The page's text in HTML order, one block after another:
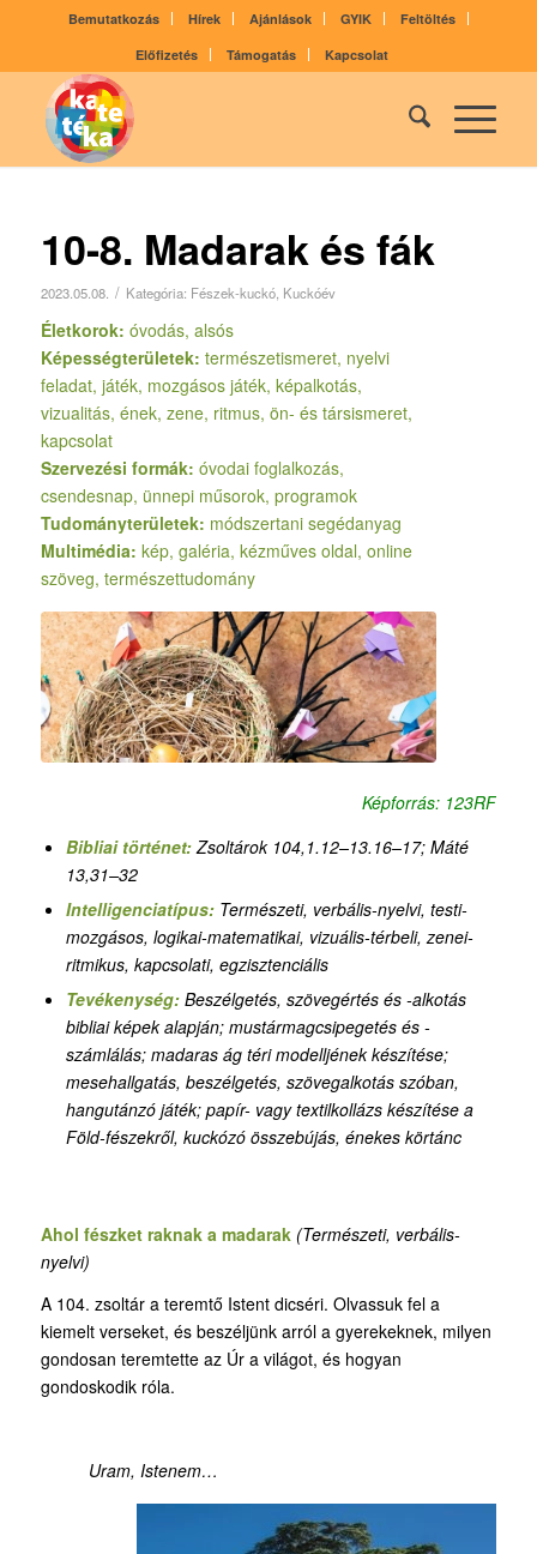
Bemutatkozás Hírek Ajánlások GYIK
Feltöltés
Előfizetés
Támogatás Kapcsolat
10-8. Madarak és fák
2023.05.08. / Kategória: Fészek-kuckó, Kuckóév
Életkorok: óvodás, alsós
Képességterületek: természetismeret, nyelvi
feladat, játék, mozgásos játék, képalkotás,
vizualitás, ének, zene, ritmus, ön- és társismeret,
kapcsolat
Szervezési formák: óvodai foglalkozás,
csendesnap, ünnepi műsorok, programok
Tudományterületek: módszertani segédanyag
Multimédia: kép, galéria, kézműves oldal, online
szöveg, természettudomány
Képforrás: 123RF
Bibliai történet:Zsoltárok 104,1.12–13.16–17; Máté
13,31–32
Intelligenciatípus: Természeti, verbális-nyelvi, testi-
mozgásos, logikai-matematikai, vizuális-térbeli, zenei-
ritmikus, kapcsolati, egzisztenciális
Tevékenység: Beszélgetés, szövegértés és -alkotás
bibliai képek alapján; mustármagcsipegetés és -
számlálás; madaras ág téri modelljének készítése;
mesehallgatás, beszélgetés, szövegalkotás szóban,
hangutánzó játék; papír- vagy textilkollázs készítése a
Föld-fészekről, kuckózó összebújás, énekes körtánc
Ahol fészket raknak a madarak (Természeti, verbális-
nyelvi)
A 104. zsoltár a teremtő Istent dicséri. Olvassuk fel a
kiemelt verseket, és beszéljünk arról a gyerekeknek, milyen
gondosan teremtette az Úr a világot, és hogyan
gondoskodik róla.
Uram, Istenem…